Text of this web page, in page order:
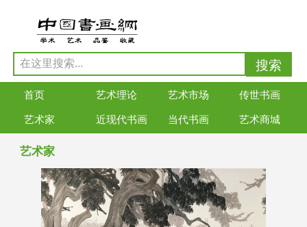
首页 艺术理论 艺术市场 传世书画
艺术家 近现代书画 当代书画 艺术商城
艺术家